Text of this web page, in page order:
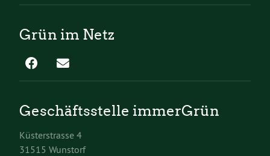
Grün im Netz
Geschäftsstelle immerGrün
Küsterstrasse 4
31515 Wunstorf